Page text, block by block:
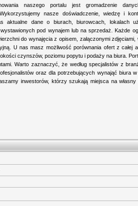
naszego portalu jest gromadzenie
nasze doświadczenie, wiedzę i
aktualne dane o biurach, biurowcach, lokalach
pod wynajem lub na sprzedaż. Każde
do wynajęcia z opisem, załączonymi zdjęciami,
U nas masz możliwość porównania ofert z całej
czynszów, poziomu popytu i podaży na biura.
Warto zaznaczyć, że według specjalistów z
oraz dla potrzebujących wynająć biura
inwestorów, którzy szukają miejsca na